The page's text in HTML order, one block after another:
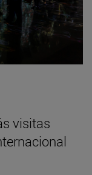
visitas